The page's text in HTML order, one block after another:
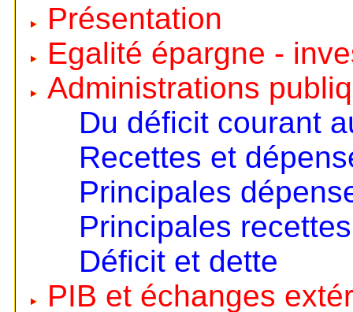
Présentation
Egalité épargne -
Administrations
Du déficit courant
Recettes et
Principales
Principales recettes
Déficit et dette
PIB et échanges